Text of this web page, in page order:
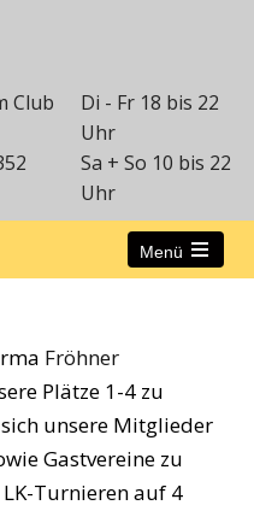
Club
Di - Fr 18 bis 22
Uhr
Sa + So 10 bis 22
Uhr
Menü
Fröhner
Plätze 1-4 zu
unsere Mitglieder
Gastvereine zu
Turnieren auf 4